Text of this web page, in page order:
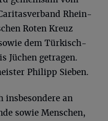
Rhein-
Roten Kreuz
dem Türkisch-
Jüchen getragen.
Philipp Sieben.
insbesondere an
sowie Menschen,